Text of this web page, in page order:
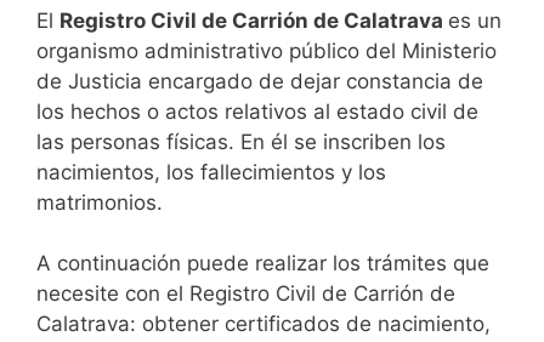
El Registro Civil de Carrión de Calatrava es un
organismo administrativo público del Ministerio
de Justicia encargado de dejar constancia de
los hechos o actos relativos al estado civil de
las personas físicas. En él se inscriben los
nacimientos, los fallecimientos y los
matrimonios.
A continuación puede realizar los trámites que
necesite con el Registro Civil de Carrión de
Calatrava: obtener certificados de nacimiento,